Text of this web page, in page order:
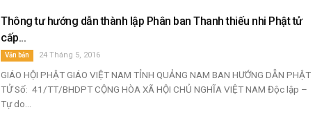
Thông tư hướng dẫn thành lập Phân ban Thanh thiếu nhi Phật tử
cấp...
Văn bản 24 Tháng 5, 2016
GIÁO HỘI PHẬT GIÁO VIỆT NAM TỈNH QUẢNG NAM BAN HƯỚNG DẪN PHẬT
TỬ Số: 41/TT/BHDPT CỘNG HÒA XÃ HỘI CHỦ NGHĨA VIỆT NAM Độc lập –
Tự do...